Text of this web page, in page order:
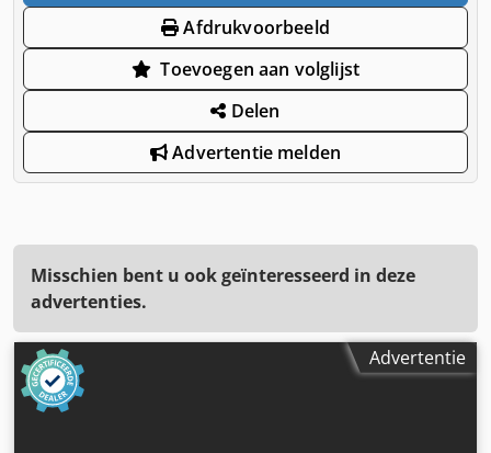
Afdrukvoorbeeld
Toevoegen aan volglijst
Delen
Advertentie melden
Misschien bent u ook geïnteresseerd in deze
advertenties.
Advertentie